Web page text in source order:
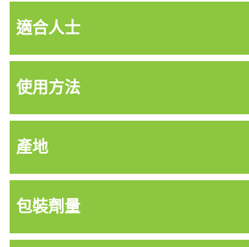
適合人士
使用方法
產地
包裝劑量